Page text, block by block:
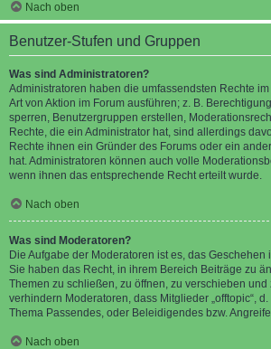
Nach oben
Benutzer-Stufen und Gruppen
Was sind Administratoren?
Administratoren haben die umfassendsten Rechte
Art von Aktion im Forum ausführen; z. B.
sperren, Benutzergruppen erstellen,
Rechte, die ein Administrator hat, sind allerdings
Rechte ihnen ein Gründer des Forums oder ein
hat. Administratoren können auch volle
wenn ihnen das entsprechende Recht erteilt wurde.
Nach oben
Was sind Moderatoren?
Die Aufgabe der Moderatoren ist es, das Geschehen
Sie haben das Recht, in ihrem Bereich Beiträge zu
Themen zu schließen, zu öffnen, zu verschieben
verhindern Moderatoren, dass Mitglieder „offtopic“,
Thema Passendes, oder Beleidigendes bzw.
Nach oben